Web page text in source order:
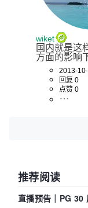
wiket
国内就是这
方面的影响
2013-
回复 0
点赞 0
推荐阅读
直播预告｜PG 30